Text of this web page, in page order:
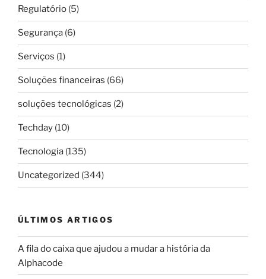
Regulatório (5)
Segurança (6)
Serviços (1)
Soluções financeiras (66)
soluções tecnológicas (2)
Techday (10)
Tecnologia (135)
Uncategorized (344)
ÚLTIMOS ARTIGOS
A fila do caixa que ajudou a mudar a história da
Alphacode